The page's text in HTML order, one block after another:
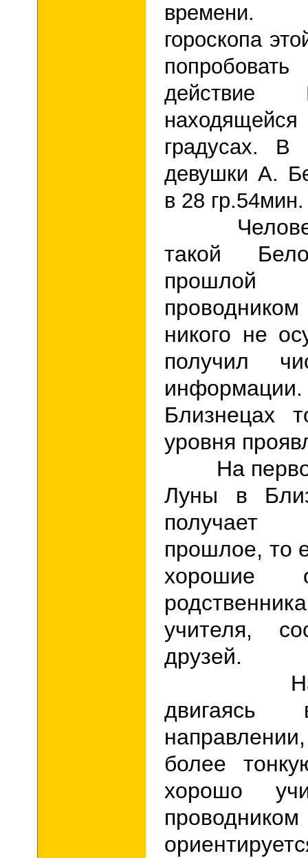
времени.
гороскопа
действие
градусах. В
девушки А.
в 28
Человек,
такой
никого не
получил
Близнецах
уровня
На
Луны в
прошлое, то
хорошие
учителя,
друзей.
На
более
хорошо